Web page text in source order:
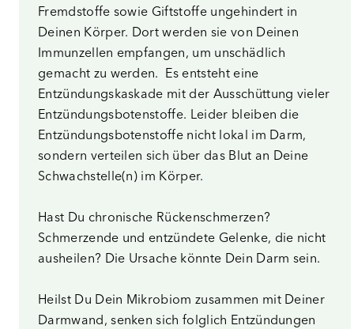
Fremdstoffe sowie Giftstoffe ungehindert in
Deinen Körper. Dort werden sie von Deinen
Immunzellen empfangen, um unschädlich
gemacht zu werden. Es entsteht eine
Entzündungskaskade mit der Ausschüttung vieler
Entzündungsbotenstoffe. Leider bleiben die
Entzündungsbotenstoffe nicht lokal im Darm,
sondern verteilen sich über das Blut an Deine
Schwachstelle(n) im Körper.
Hast Du chronische Rückenschmerzen?
Schmerzende und entzündete Gelenke, die nicht
ausheilen? Die Ursache könnte Dein Darm sein.
Heilst Du Dein Mikrobiom zusammen mit Deiner
Darmwand, senken sich folglich Entzündungen